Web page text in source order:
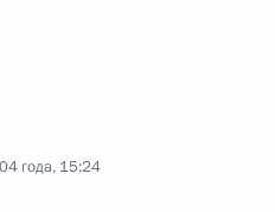
года, 15:24